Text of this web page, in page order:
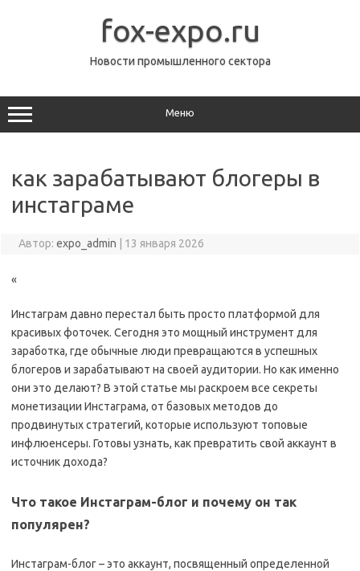
fox-expo.ru
Новости промышленного сектора
Меню
как зарабатывают блогеры в
инстаграме
Автор: expo_admin 13 января 2026
«
Инстаграм давно перестал быть просто платформой для
красивых фоточек. Сегодня это мощный инструмент для
заработка, где обычные люди превращаются в успешных
блогеров и зарабатывают на своей аудитории. Но как именно
они это делают? В этой статье мы раскроем все секреты
монетизации Инстаграма, от базовых методов до
продвинутых стратегий, которые используют топовые
инфлюенсеры. Готовы узнать, как превратить свой аккаунт в
источник дохода?
Что такое Инстаграм-блог и почему он так
популярен?
Инстаграм-блог – это аккаунт, посвященный определенной